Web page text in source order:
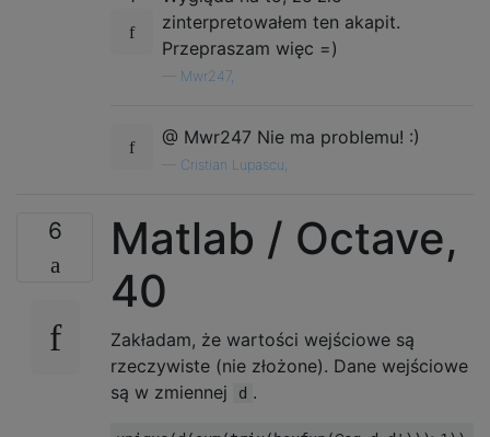
zinterpretowałem ten akapit.
Przepraszam więc =)
Mwr247,
@ Mwr247 Nie ma problemu! :)
Cristian Lupascu,
6
Matlab / Octave,
40
Zakładam, że wartości wejściowe są
rzeczywiste (nie złożone). Dane wejściowe
są w zmiennej
d .